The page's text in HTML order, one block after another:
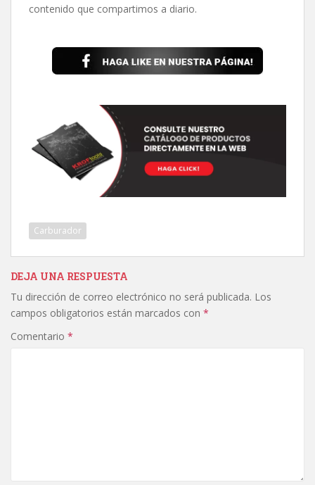
contenido que compartimos a diario.
Carburador
DEJA UNA RESPUESTA
Tu dirección de correo electrónico no será publicada. Los
campos obligatorios están marcados con *
Comentario *